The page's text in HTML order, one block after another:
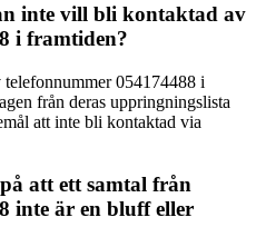
inte vill bli kontaktad av
i framtiden?
054174488 i
från deras uppringningslista
att inte bli kontaktad via
att ett samtal från
inte är en bluff eller